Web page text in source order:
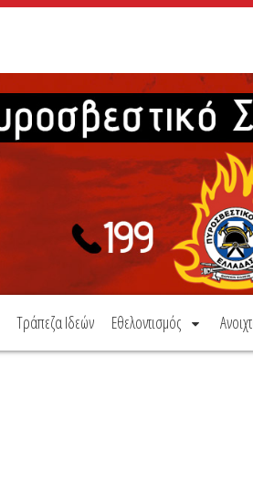
Τράπεζα Ιδεών Εθελοντισμός